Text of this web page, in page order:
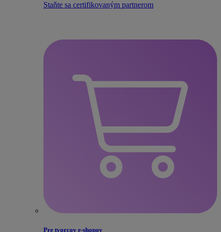
Staňte sa certifikovaným partnerom
Pre tvorcov e‑shopov